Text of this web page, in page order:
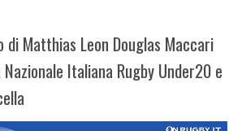
Matthias Leon Douglas Maccari
Italiana Rugby Under20 e